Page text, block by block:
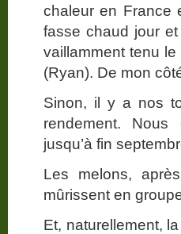
chaleur en France
fasse chaud jour
vaillamment tenu
(Ryan). De mon
Sinon, il y a nos
rendement. Nous
jusqu’à fin
Les melons,
mûrissent en
Et, naturellement,